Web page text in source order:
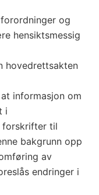
9
6
2
1
o
g
(
E
og
hensiktsmessig
hovedrettsakten
informasjon om
i
forskrifter til
bakgrunn opp
av
endringer i